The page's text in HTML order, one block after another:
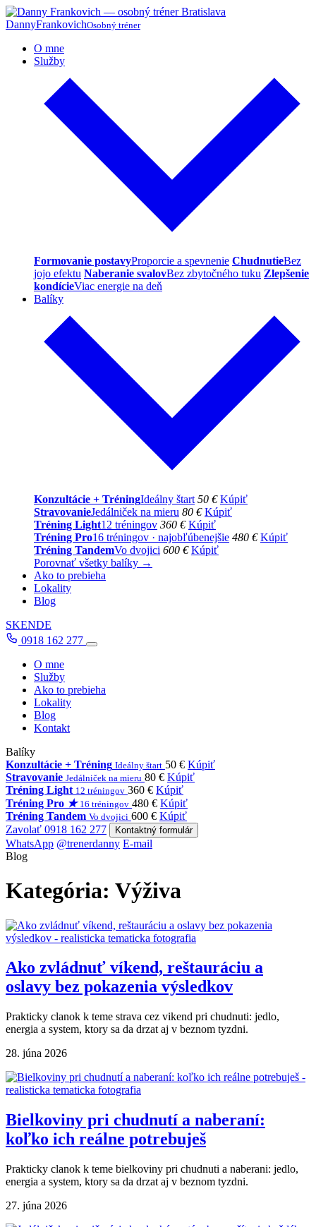
DannyFrankovichOsobný tréner
O mne
Služby
Formovanie postavyProporcie a spevnenie ChudnutieBez
jojo efektu Naberanie svalovBez zbytočného tuku Zlepšenie
kondícieViac energie na deň
Balíky
Konzultácie + TréningIdeálny štart 50 € Kúpiť
StravovanieJedálniček na mieru 80 € Kúpiť
Tréning Light12 tréningov 360 € Kúpiť
Tréning Pro16 tréningov · najobľúbenejšie 480 € Kúpiť
Tréning TandemVo dvojici 600 € Kúpiť
Porovnať všetky balíky →
Ako to prebieha
Lokality
Blog
SKENDE
0918 162 277
O mne
Služby
Ako to prebieha
Lokality
Blog
Kontakt
Balíky
Konzultácie + Tréning Ideálny štart 50 € Kúpiť
Stravovanie Jedálniček na mieru 80 € Kúpiť
Tréning Light 12 tréningov 360 € Kúpiť
Tréning Pro ★ 16 tréningov 480 € Kúpiť
Tréning Tandem Vo dvojici 600 € Kúpiť
Zavolať 0918 162 277
Kontaktný formulár
WhatsApp @trenerdanny E-mail
Blog
Kategória: Výživa
Ako zvládnuť víkend, reštauráciu a
oslavy bez pokazenia výsledkov
Prakticky clanok k teme strava cez vikend pri chudnuti: jedlo,
energia a system, ktory sa da drzat aj v beznom tyzdni.
28. júna 2026
Bielkoviny pri chudnutí a naberaní:
koľko ich reálne potrebuješ
Prakticky clanok k teme bielkoviny pri chudnuti a naberani: jedlo,
energia a system, ktory sa da drzat aj v beznom tyzdni.
27. júna 2026